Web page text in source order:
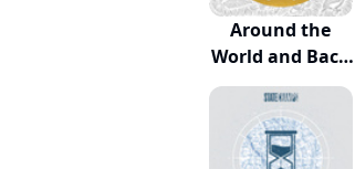
Around the
World and Back
(De...